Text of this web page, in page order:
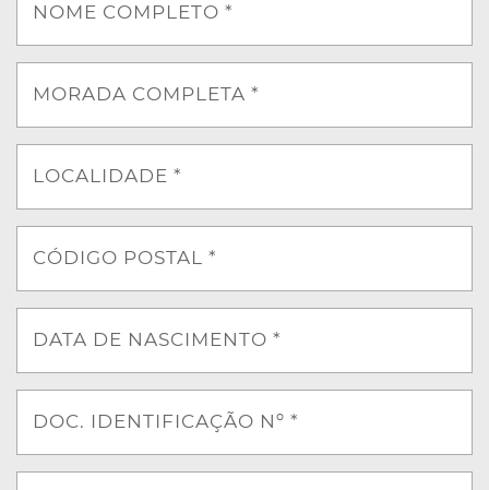
NOME COMPLETO *
MORADA COMPLETA *
LOCALIDADE *
CÓDIGO POSTAL *
DATA DE NASCIMENTO *
DOC. IDENTIFICAÇÃO Nº *